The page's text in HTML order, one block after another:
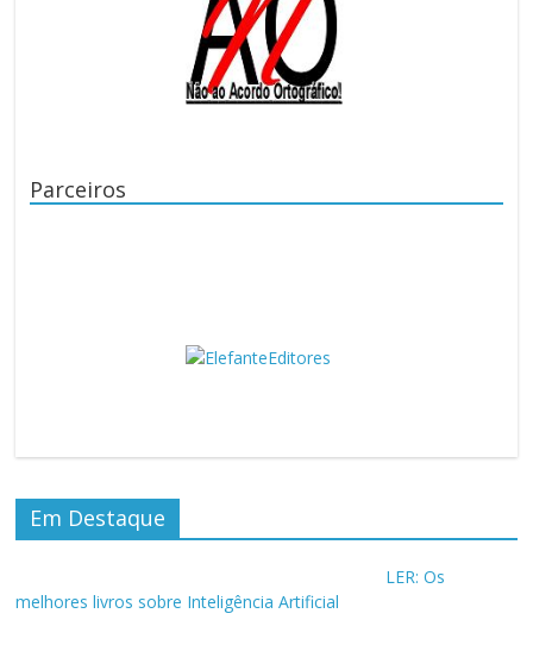
Parceiros
Em Destaque
LER: Os
melhores livros sobre Inteligência Artificial